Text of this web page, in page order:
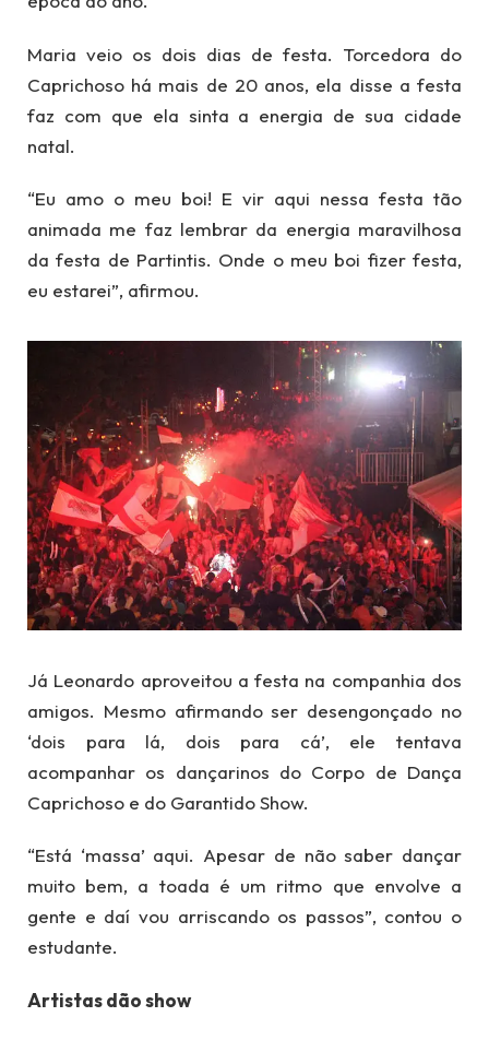
Maria veio os dois dias de festa. Torcedora do
Caprichoso há mais de 20 anos, ela disse a festa
faz com que ela sinta a energia de sua cidade
natal.
“Eu amo o meu boi! E vir aqui nessa festa tão
animada me faz lembrar da energia maravilhosa
da festa de Partintis. Onde o meu boi fizer festa,
eu estarei”, afirmou.
Já Leonardo aproveitou a festa na companhia dos
amigos. Mesmo afirmando ser desengonçado no
‘dois para lá, dois para cá’, ele tentava
acompanhar os dançarinos do Corpo de Dança
Caprichoso e do Garantido Show.
“Está ‘massa’ aqui. Apesar de não saber dançar
muito bem, a toada é um ritmo que envolve a
gente e daí vou arriscando os passos”, contou o
estudante.
Artistas dão show